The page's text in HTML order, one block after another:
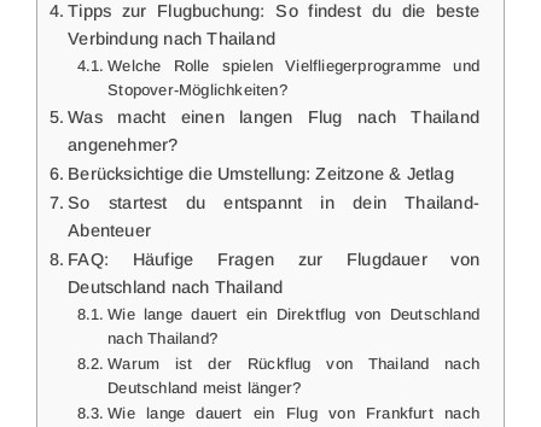
Tipps zur Flugbuchung: So findest du die beste
Verbindung nach Thailand
Welche Rolle spielen Vielfliegerprogramme und
Stopover-Möglichkeiten?
Was macht einen langen Flug nach Thailand
angenehmer?
Berücksichtige die Umstellung: Zeitzone & Jetlag
So startest du entspannt in dein Thailand-
Abenteuer
FAQ: Häufige Fragen zur Flugdauer von
Deutschland nach Thailand
Wie lange dauert ein Direktflug von Deutschland
nach Thailand?
Warum ist der Rückflug von Thailand nach
Deutschland meist länger?
Wie lange dauert ein Flug von Frankfurt nach